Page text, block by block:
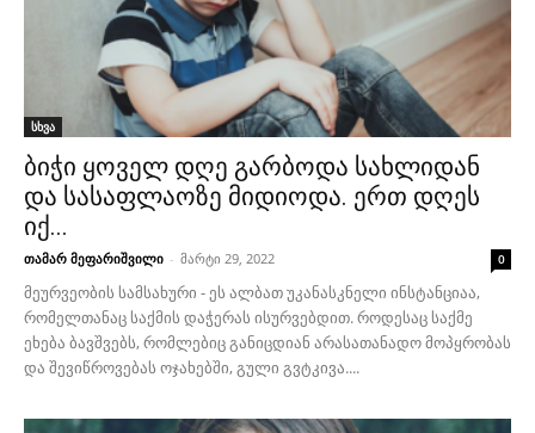
სხვა
ბიჭი ყოველ დღე გარბოდა სახლიდან
და სასაფლაოზე მიდიოდა. ერთ დღეს
იქ...
თამარ მეფარიშვილი - მარტი 29, 2022 0
მეურვეობის სამსახური - ეს ალბათ უკანასკნელი ინსტანციაა,
რომელთანაც საქმის დაჭერას ისურვებდით. როდესაც საქმე
ეხება ბავშვებს, რომლებიც განიცდიან არასათანადო მოპყრობას
და შევიწროვებას ოჯახებში, გული გვტკივა....